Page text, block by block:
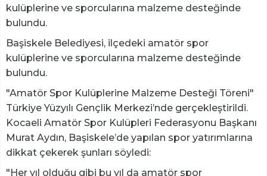
kulüplerine ve sporcularına malzeme desteğinde
bulundu.
Başiskele Belediyesi, ilçedeki amatör spor
kulüplerine ve sporcularına malzeme desteğinde
bulundu.
"Amatör Spor Kulüplerine Malzeme Desteği Töreni"
Türkiye Yüzyılı Gençlik Merkezi’nde gerçekleştirildi.
Kocaeli Amatör Spor Kulüpleri Federasyonu Başkanı
Murat Aydın, Başiskele’de yapılan spor yatırımlarına
dikkat çekerek şunları söyledi:
"Her yıl olduğu gibi bu yıl da amatör spor